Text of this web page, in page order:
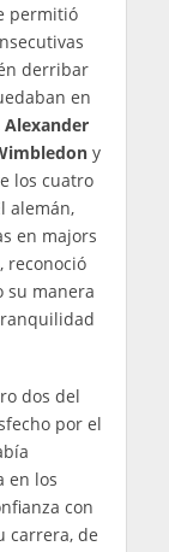
permitió
derribar
en
Alexander
y
los cuatro
alemán,
en majors
, reconoció
su manera
dos del
por el
en los
con
carrera, de